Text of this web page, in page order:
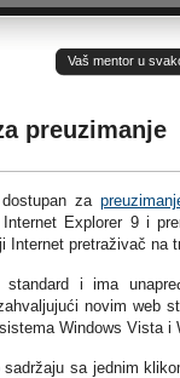
Vaš mentor u
preuzimanje
za
Explorer 9 i
Internet pretraživač na
i ima
novim web
Windows Vista i
sa jednim